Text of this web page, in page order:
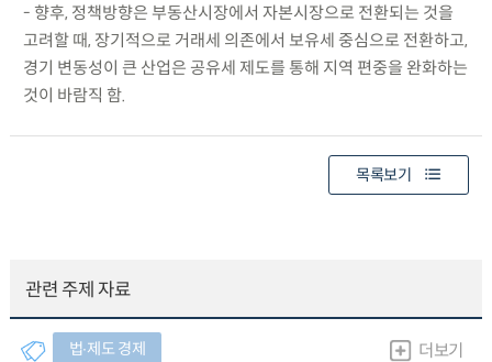
- 향후, 정책방향은 부동산시장에서 자본시장으로 전환되는 것을
고려할 때, 장기적으로 거래세 의존에서 보유세 중심으로 전환하고,
경기 변동성이 큰 산업은 공유세 제도를 통해 지역 편중을 완화하는
것이 바람직 함.
목록보기
관련 주제 자료
법∙제도 경제 더보기